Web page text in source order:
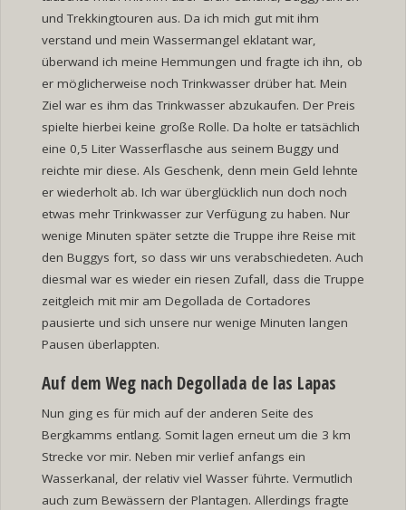
und Trekkingtouren aus. Da ich mich gut mit ihm
verstand und mein Wassermangel eklatant war,
überwand ich meine Hemmungen und fragte ich ihn, ob
er möglicherweise noch Trinkwasser drüber hat. Mein
Ziel war es ihm das Trinkwasser abzukaufen. Der Preis
spielte hierbei keine große Rolle. Da holte er tatsächlich
eine 0,5 Liter Wasserflasche aus seinem Buggy und
reichte mir diese. Als Geschenk, denn mein Geld lehnte
er wiederholt ab. Ich war überglücklich nun doch noch
etwas mehr Trinkwasser zur Verfügung zu haben. Nur
wenige Minuten später setzte die Truppe ihre Reise mit
den Buggys fort, so dass wir uns verabschiedeten. Auch
diesmal war es wieder ein riesen Zufall, dass die Truppe
zeitgleich mit mir am Degollada de Cortadores
pausierte und sich unsere nur wenige Minuten langen
Pausen überlappten.
Auf dem Weg nach Degollada de las Lapas
Nun ging es für mich auf der anderen Seite des
Bergkamms entlang. Somit lagen erneut um die 3 km
Strecke vor mir. Neben mir verlief anfangs ein
Wasserkanal, der relativ viel Wasser führte. Vermutlich
auch zum Bewässern der Plantagen. Allerdings fragte